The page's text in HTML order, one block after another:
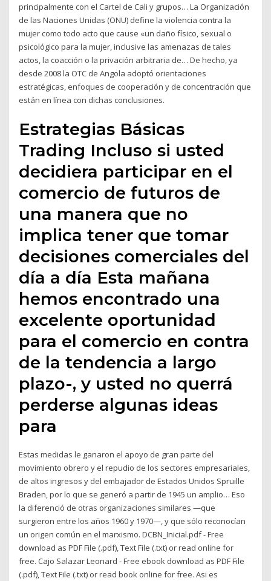
principalmente con el Cartel de Cali y grupos… La Organización
de las Naciones Unidas (ONU) define la violencia contra la
mujer como todo acto que cause «un daño físico, sexual o
psicológico para la mujer, inclusive las amenazas de tales
actos, la coacción o la privación arbitraria de… De hecho, ya
desde 2008 la OTC de Angola adoptó orientaciones
estratégicas, enfoques de cooperación y de concentración que
están en línea con dichas conclusiones.
Estrategias Básicas
Trading Incluso si usted
decidiera participar en el
comercio de futuros de
una manera que no
implica tener que tomar
decisiones comerciales del
día a día Esta mañana
hemos encontrado una
excelente oportunidad
para el comercio en contra
de la tendencia a largo
plazo-, y usted no querrá
perderse algunas ideas
para
Estas medidas le ganaron el apoyo de gran parte del
movimiento obrero y el repudio de los sectores empresariales,
de altos ingresos y del embajador de Estados Unidos Spruille
Braden, por lo que se generó a partir de 1945 un amplio… Eso
la diferenció de otras organizaciones similares —que
surgieron entre los años 1960 y 1970—, y que sólo reconocían
un origen común en el marxismo. DCBN_Inicial.pdf - Free
download as PDF File (.pdf), Text File (.txt) or read online for
free. Cajo Salazar Leonard - Free ebook download as PDF File
(.pdf), Text File (.txt) or read book online for free. Asi es